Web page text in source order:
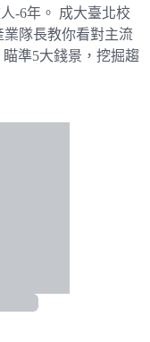
-6年。 成大臺北校
隊長教你看對主流
準5大錢景，挖掘趨